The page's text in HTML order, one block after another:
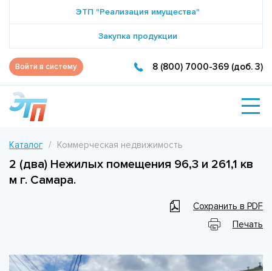
ЭТП "Реализация имущества"
Закупка продукции
Войти в систему 8 (800) 7000-369 (доб. 3)
Каталог Коммерческая недвижимость
2 (два) Нежилых помещения 96,3 и 261,1 кв
м г. Самара.
Сохранить в PDF
Печать